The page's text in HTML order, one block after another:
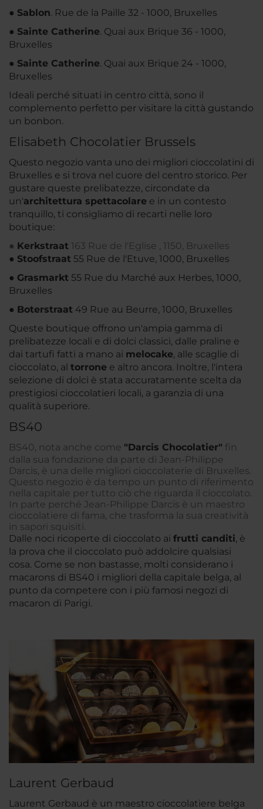
● Sablon. Rue de la Paille 32 - 1000, Bruxelles
● Sainte Catherine. Quai aux Brique 36 - 1000,
Bruxelles
● Sainte Catherine. Quai aux Brique 24 - 1000,
Bruxelles
Ideali perché situati in centro città, sono il
complemento perfetto per visitare la città gustando
un bonbon.
Elisabeth Chocolatier Brussels
Questo negozio vanta uno dei migliori cioccolatini di
Bruxelles e si trova nel cuore del centro storico. Per
gustare queste prelibatezze, circondate da
un'architettura spettacolare e in un contesto
tranquillo, ti consigliamo di recarti nelle loro
boutique:
● Kerkstraat 163 Rue de l'Eglise , 1150, Bruxelles
● Stoofstraat 55 Rue de l'Etuve, 1000, Bruxelles
● Grasmarkt 55 Rue du Marché aux Herbes, 1000,
Bruxelles
● Boterstraat 49 Rue au Beurre, 1000, Bruxelles
Queste boutique offrono un'ampia gamma di
prelibatezze locali e di dolci classici, dalle praline e
dai tartufi fatti a mano ai melocake, alle scaglie di
cioccolato, al torrone e altro ancora. Inoltre, l'intera
selezione di dolci è stata accuratamente scelta da
prestigiosi cioccolatieri locali, a garanzia di una
qualità superiore.
BS40
BS40, nota anche come "Darcis Chocolatier" fin
dalla sua fondazione da parte di Jean-Philippe
Darcis, è una delle migliori cioccolaterie di Bruxelles.
Questo negozio è da tempo un punto di riferimento
nella capitale per tutto ciò che riguarda il cioccolato.
In parte perché Jean-Philippe Darcis è un maestro
cioccolatiere di fama, che trasforma la sua creatività
in sapori squisiti.
Dalle noci ricoperte di cioccolato ai frutti canditi, è
la prova che il cioccolato può addolcire qualsiasi
cosa. Come se non bastasse, molti considerano i
macarons di BS40 i migliori della capitale belga, al
punto da competere con i più famosi negozi di
macaron di Parigi.
Laurent Gerbaud
Laurent Gerbaud è un maestro cioccolatiere belga